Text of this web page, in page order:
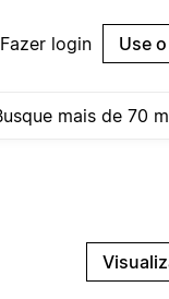
Fazer login Use